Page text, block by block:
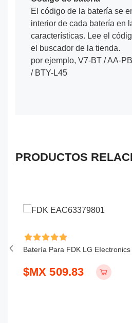
El código de la batería se
interior de cada batería en
características. Lee el
el buscador de la tienda.
por ejemplo, V7-BT / AA-
/ BTY-L45
PRODUCTOS
Batería Para FDK LG
$MX 509.83